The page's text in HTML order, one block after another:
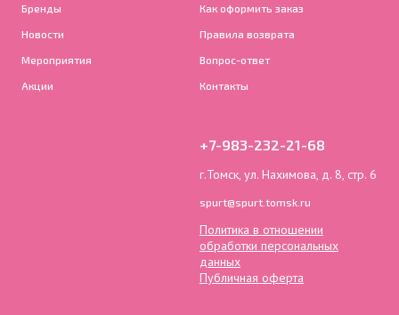
Бренды
Новости
Мероприятия
Акции
Как оформить заказ
Правила возврата
Вопрос-ответ
Контакты
+7-983-232-21-68
г.Томск, ул. Нахимова, д. 8, стр. 6
spurt@spurt.tomsk.ru
Политика в отношении
обработки персональных
данных
Публичная оферта